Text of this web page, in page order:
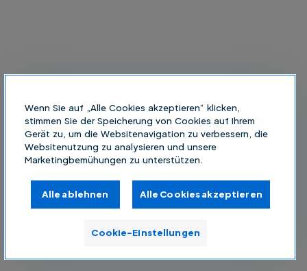
Wenn Sie auf „Alle Cookies akzeptieren“ klicken,
stimmen Sie der Speicherung von Cookies auf Ihrem
Gerät zu, um die Websitenavigation zu verbessern, die
Websitenutzung zu analysieren und unsere
Marketingbemühungen zu unterstützen.
Alle ablehnen Alle Cookies akzeptieren
Cookie-Einstellungen